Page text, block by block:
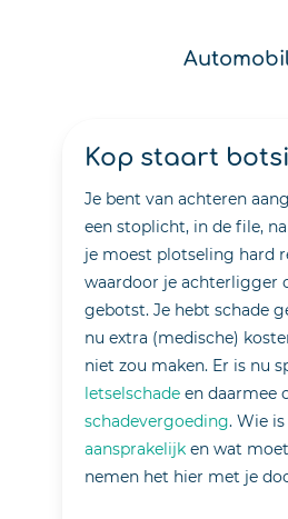
staart botsing
van achteren aangereden voor
in de file, na het inhalen of
plotseling hard remmen,
je achterligger op je auto is
Je hebt schade geleden en maakt
(medische) kosten die je anders
maken. Er is nu sprake van
en daarmee ookrecht op een
. Wie is in hetverkeer
en wat moet je nu doen? We
het hier met je door.